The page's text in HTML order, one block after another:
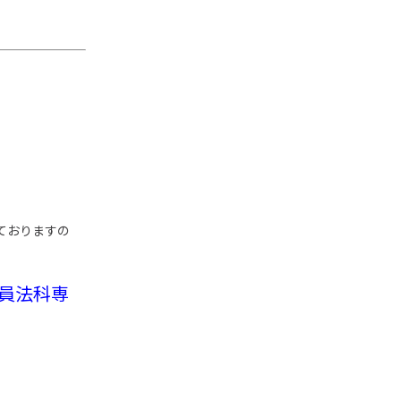
おりますの
法科専